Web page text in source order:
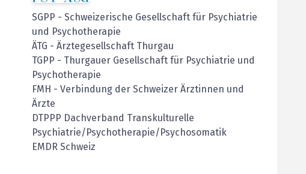
SGPP - Schweizerische Gesellschaft für Psychiatrie
und Psychotherapie
ÄTG - Ärztegesellschaft Thurgau
TGPP - Thurgauer Gesellschaft für Psychiatrie und
Psychotherapie
FMH - Verbindung der Schweizer Ärztinnen und
Ärzte
DTPPP Dachverband Transkulturelle
Psychiatrie/Psychotherapie/Psychosomatik
EMDR Schweiz